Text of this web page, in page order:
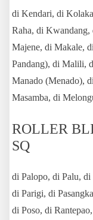
di Kendari, di
Raha, di
Majene, di Makale,
Pandang), di Malili,
Manado (Menado),
Masamba, di
ROLLER
SQ
di Palopo, di Palu, di
di Parigi, di
di Poso, di